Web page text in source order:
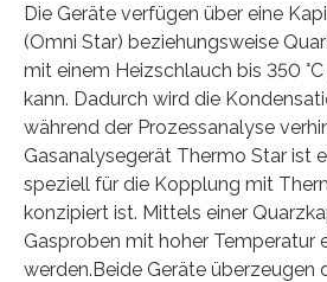
Die Geräte verfügen über eine
(Omni Star) beziehungsweise
mit einem Heizschlauch bis 350
kann. Dadurch wird die
während der Prozessanalyse
Gasanalysegerät Thermo Star ist
speziell für die Kopplung mit
konzipiert ist. Mittels einer
Gasproben mit hoher Temperatur
werden.Beide Geräte überzeugen